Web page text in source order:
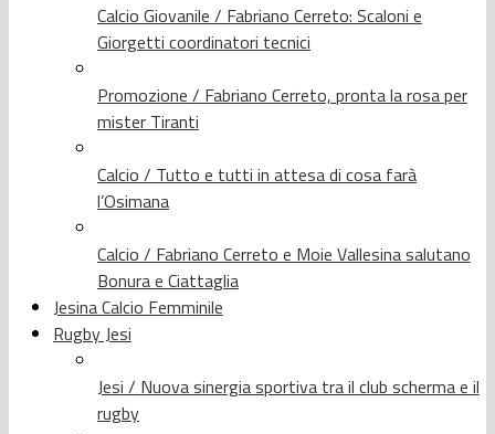
Calcio Giovanile / Fabriano Cerreto: Scaloni e
Giorgetti coordinatori tecnici
Promozione / Fabriano Cerreto, pronta la rosa per
mister Tiranti
Calcio / Tutto e tutti in attesa di cosa farà
l’Osimana
Calcio / Fabriano Cerreto e Moie Vallesina salutano
Bonura e Ciattaglia
Jesina Calcio Femminile
Rugby Jesi
Jesi / Nuova sinergia sportiva tra il club scherma e il
rugby